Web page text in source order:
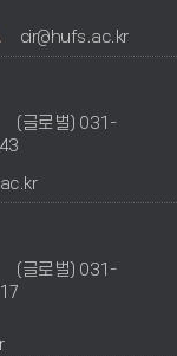
cir@hufs.ac.kr
(글로벌) 031-
(글로벌) 031-